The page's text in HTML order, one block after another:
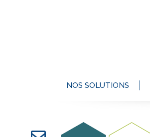
NOS SOLUTIONS